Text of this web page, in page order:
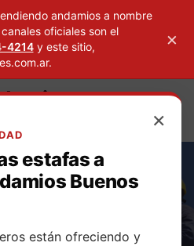
andamios a nombre
oficiales son el
4214y este sitio,
×
×
estafas a
Buenos
están ofreciendo y